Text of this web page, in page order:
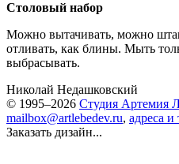
Столовый набор
Можно вытачивать, можно
отливать, как блины. Мыть
выбрасывать.
Николай Недашковский
© 1995–2026 Студия Артемия
mailbox@artlebedev.ru, адреса
Заказать дизайн...